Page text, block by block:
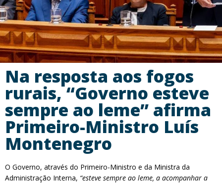
Na resposta aos fogos
rurais, “Governo esteve
sempre ao leme” afirma
Primeiro-Ministro Luís
Montenegro
O Governo, através do Primeiro-Ministro e da Ministra da
Administração Interna, “esteve sempre ao leme, a acompanhar a